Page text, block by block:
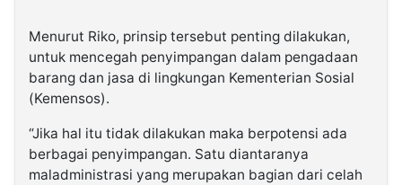
Menurut Riko, prinsip tersebut penting dilakukan,
untuk mencegah penyimpangan dalam pengadaan
barang dan jasa di lingkungan Kementerian Sosial
(Kemensos).
“Jika hal itu tidak dilakukan maka berpotensi ada
berbagai penyimpangan. Satu diantaranya
maladministrasi yang merupakan bagian dari celah